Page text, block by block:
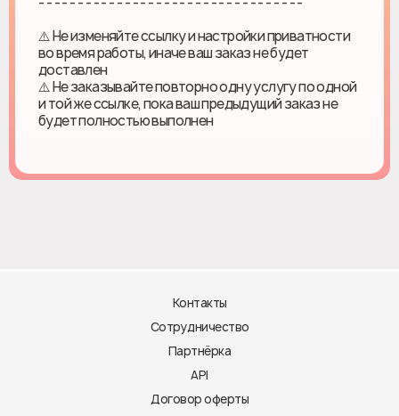
⚠️ Не изменяйте ссылку и настройки приватности
во время работы, иначе ваш заказ не будет
доставлен
⚠️ Не заказывайте повторно одну услугу по одной
и той же ссылке, пока ваш предыдущий заказ не
будет полностью выполнен
Контакты
Сотрудничество
Партнёрка
API
Договор оферты